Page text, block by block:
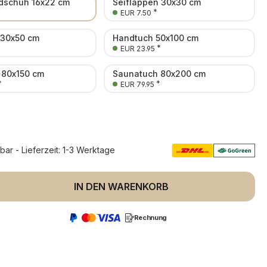
EUR 7.50 *
cm Handtuch 50x100 cm
EUR 23.95 *
cm Saunatuch 80x200 cm
EUR 79.95 *
- Lieferzeit: 1-3 Werktage
Gib den gewünschten Wert
IN DEN WARENKORB
Rechnung